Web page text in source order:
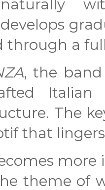
through a
, the
The
that
theme of